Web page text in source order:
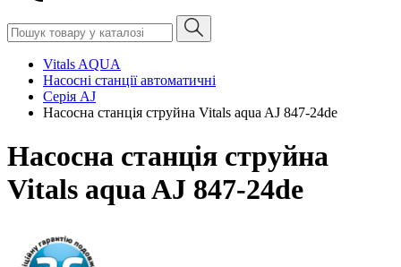
Vitals AQUA
Насосні станції автоматичні
Серія AJ
Насосна станція струйна Vitals aqua AJ 847-24de
Насосна станція струйна
Vitals aqua AJ 847-24de